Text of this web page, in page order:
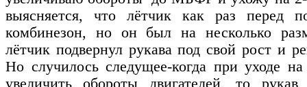
выясняется, что лётчик как раз перед
комбинезон, но он был на несколько
лётчик подвернул рукава под свой рост и
Но случилось следущее-когда при уходе